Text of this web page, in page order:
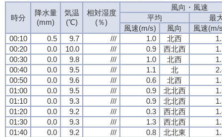
時分
降水量
(mm)
気温
(℃)
相対湿度
(％)
風向・風速
平均
最
風速(m/s)
風向
風速(m/
00:10
0.5 9.7 /// 1.0 北西
00:20
0.0 10.0 /// 0.9 西北西
00:30
0.0 9.8 /// 1.0 北西
00:40
0.0 9.5 /// 1.1 北
00:50
0.0 9.6 /// 0.6 北西
01:00
0.0 9.5 /// 0.9 北北西
01:10
0.0 9.3 /// 0.9 北北西
01:20
0.0 9.2 /// 0.3 西北西
01:30
0.0 9.3 /// 1.3 西北西
01:40
0.0 9.2 /// 0.8 北北東